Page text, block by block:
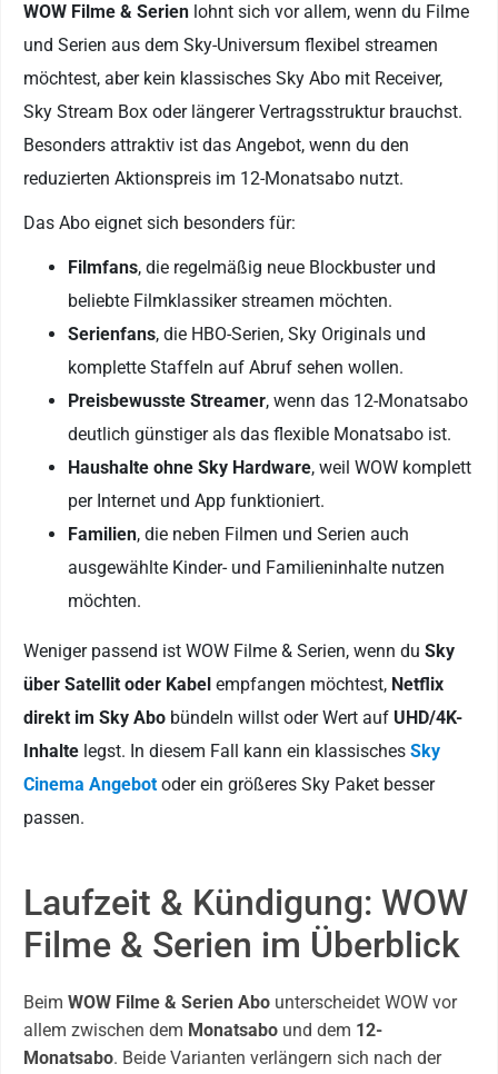
WOW Filme & Serien lohnt sich vor allem, wenn du Filme
und Serien aus dem Sky-Universum flexibel streamen
möchtest, aber kein klassisches Sky Abo mit Receiver,
Sky Stream Box oder längerer Vertragsstruktur brauchst.
Besonders attraktiv ist das Angebot, wenn du den
reduzierten Aktionspreis im 12-Monatsabo nutzt.
Das Abo eignet sich besonders für:
Filmfans, die regelmäßig neue Blockbuster und
beliebte Filmklassiker streamen möchten.
Serienfans, die HBO-Serien, Sky Originals und
komplette Staffeln auf Abruf sehen wollen.
Preisbewusste Streamer, wenn das 12-Monatsabo
deutlich günstiger als das flexible Monatsabo ist.
Haushalte ohne Sky Hardware, weil WOW komplett
per Internet und App funktioniert.
Familien, die neben Filmen und Serien auch
ausgewählte Kinder- und Familieninhalte nutzen
möchten.
Weniger passend ist WOW Filme & Serien, wenn du Sky
über Satellit oder Kabel empfangen möchtest, Netflix
direkt im Sky Abo bündeln willst oder Wert auf UHD/4K-
Inhalte legst. In diesem Fall kann ein klassisches Sky
Cinema Angebot oder ein größeres Sky Paket besser
passen.
Laufzeit & Kündigung: WOW
Filme & Serien im Überblick
Beim WOW Filme & Serien Abo unterscheidet WOW vor
allem zwischen dem Monatsabo und dem 12-
Monatsabo. Beide Varianten verlängern sich nach der